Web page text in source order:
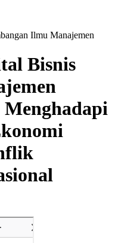
Ilmu Manajemen
Bisnis
Menghadapi